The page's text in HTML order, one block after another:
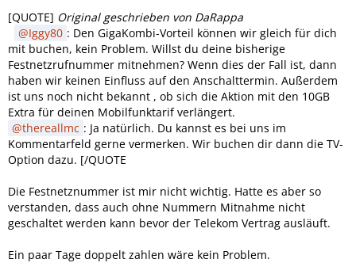
[QUOTE] Original geschrieben von DaRappa
Iggy80 : Den GigaKombi-Vorteil können wir gleich für dich
mit buchen, kein Problem. Willst du deine bisherige
Festnetzrufnummer mitnehmen? Wenn dies der Fall ist, dann
haben wir keinen Einfluss auf den Anschalttermin. Außerdem
ist uns noch nicht bekannt , ob sich die Aktion mit den 10GB
Extra für deinen Mobilfunktarif verlängert.
thereallmc : Ja natürlich. Du kannst es bei uns im
Kommentarfeld gerne vermerken. Wir buchen dir dann die TV-
Option dazu. [/QUOTE
Die Festnetznummer ist mir nicht wichtig. Hatte es aber so
verstanden, dass auch ohne Nummern Mitnahme nicht
geschaltet werden kann bevor der Telekom Vertrag ausläuft.
Ein paar Tage doppelt zahlen wäre kein Problem.